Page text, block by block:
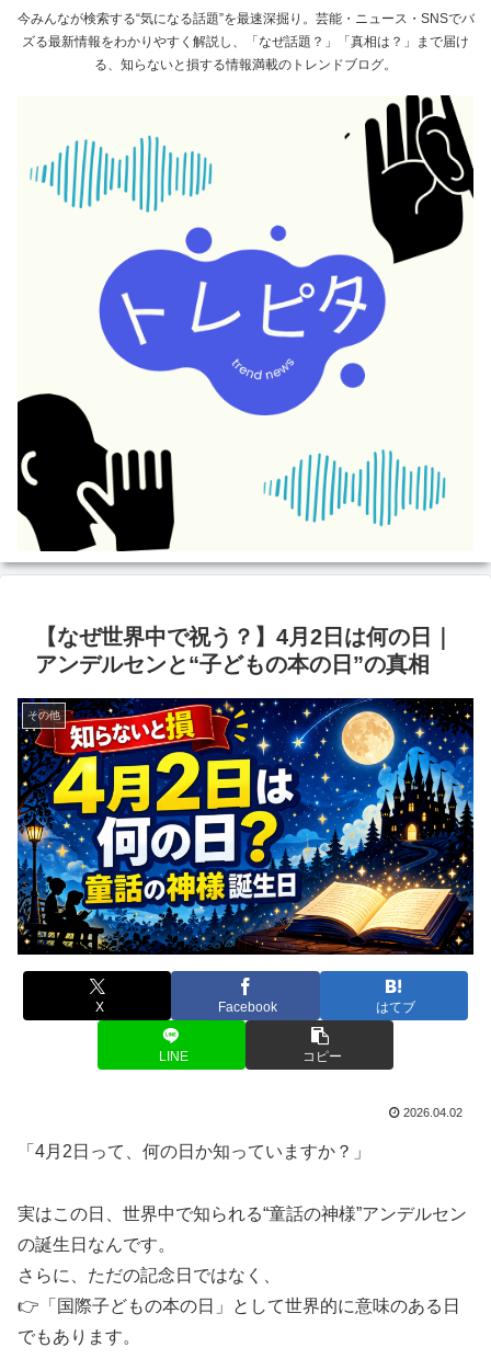
今みんなが検索する“気になる話題”を最速深掘り。芸能・ニュース・SNSでバ
ズる最新情報をわかりやすく解説し、「なぜ話題？」「真相は？」まで届け
る、知らないと損する情報満載のトレンドブログ。
【なぜ世界中で祝う？】4月2日は何の日｜
アンデルセンと“子どもの本の日”の真相
その他
X Facebook はてブ
LINE コピー
2026.04.02
「4月2日って、何の日か知っていますか？」
実はこの日、世界中で知られる“童話の神様”アンデルセン
の誕生日なんです。
さらに、ただの記念日ではなく、
👉「国際子どもの本の日」として世界的に意味のある日
でもあります。